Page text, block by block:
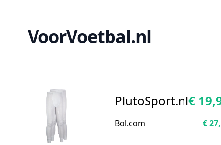
VoorVoetbal.nl
PlutoSport.nl€
Bol.com €